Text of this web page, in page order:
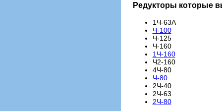
Редукторы которые
1Ч-63А
Ч-100
Ч-125
Ч-160
1Ч-160
Ч2-160
4Ч-80
Ч-80
2Ч-40
2Ч-63
2Ч-80